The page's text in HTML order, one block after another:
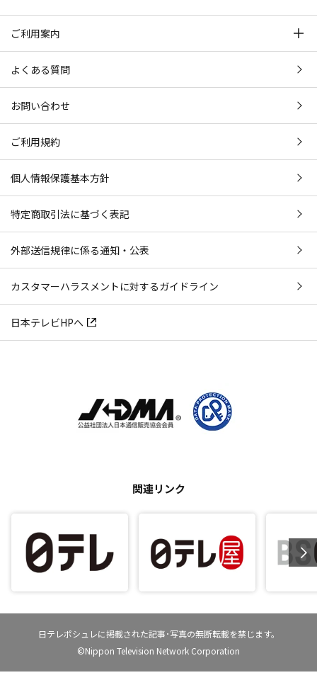
ご利用案内
よくある質問
お問い合わせ
ご利用規約
個人情報保護基本方針
特定商取引法に基づく表記
外部送信規律に係る通知・公表
カスタマーハラスメントに対するガイドライン
日本テレビHPへ
関連リンク
日テレポシュレに掲載された記事･写真の無断転載を禁じます。
©Nippon Television Network Corporation